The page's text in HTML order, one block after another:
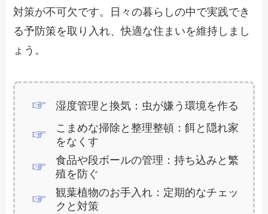
対策が不可欠です。日々の暮らしの中で実践でき
る予防策を取り入れ、快適な住まいを維持しまし
ょう。
湿度管理と換気：虫が嫌う環境を作る
こまめな掃除と整理整頓：餌と隠れ家
をなくす
食品や段ボールの管理：持ち込みと繁
殖を防ぐ
観葉植物のお手入れ：定期的なチェッ
クと対策